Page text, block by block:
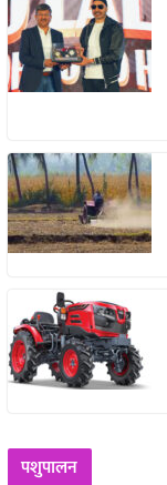
पशुपालन